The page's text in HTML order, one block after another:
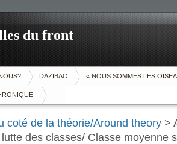
du front
DAZIBAO « NOUS SOMMES LES
coté de la théorie/Around theory >
des classes/ Classe moyenne